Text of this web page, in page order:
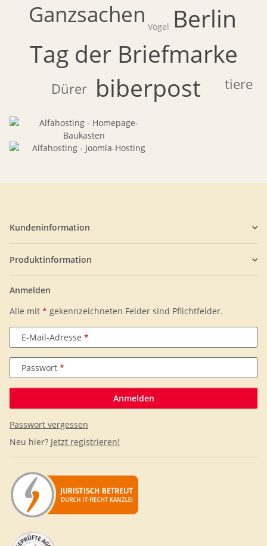
Tag der Briefmarke
biberpost
Berlin
Ganzsachen
Dürer tiere
Vögel
Kundeninformation
Produktinformation
Anmelden
Alle mit * gekennzeichneten Felder sind Pflichtfelder.
E-Mail-Adresse
Passwort
Anmelden
Passwort vergessen
Neu hier? Jetzt registrieren!